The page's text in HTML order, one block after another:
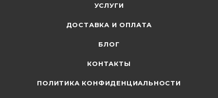
УСЛУГИ
ДОСТАВКА И ОПЛАТА
БЛОГ
КОНТАКТЫ
ПОЛИТИКА КОНФИДЕНЦИАЛЬНОСТИ